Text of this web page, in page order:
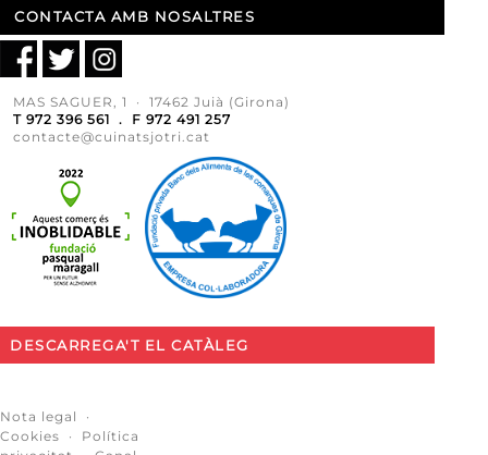
CONTACTA AMB NOSALTRES
MAS SAGUER, 1 · 17462 Juià (Girona)
T 972 396 561 . F 972 491 257
contacte@cuinatsjotri.cat
DESCARREGA'T EL CATÀLEG
Nota legal
·
Cookies · Política